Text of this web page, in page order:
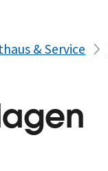
& Service